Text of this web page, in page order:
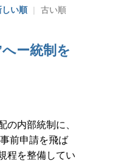
しい順 | 古い順
ー統制を
内部統制に、
前申請を飛ば
程を整備してい